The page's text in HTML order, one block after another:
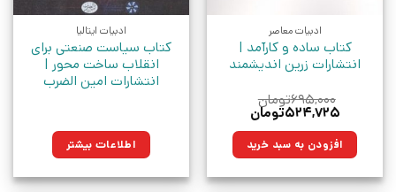
ادبیات معاصر
کتاب ساده و کارآمد |
انتشارات زرین اندیشمند
۶۹۵,۰۰۰تومان
قیمت
۶۹۵,۰۰۰تومان
بود.
۵۲۴,۷۲۵تومان
۵۲۴,۷۲۵تومان.افزودن به سبد خرید
ادبیات ایتالیا
کتاب سیاست صنعتی برای
انقلاب ساخت محور |
انتشارات امین الضرب
اطلاعات بیشتر